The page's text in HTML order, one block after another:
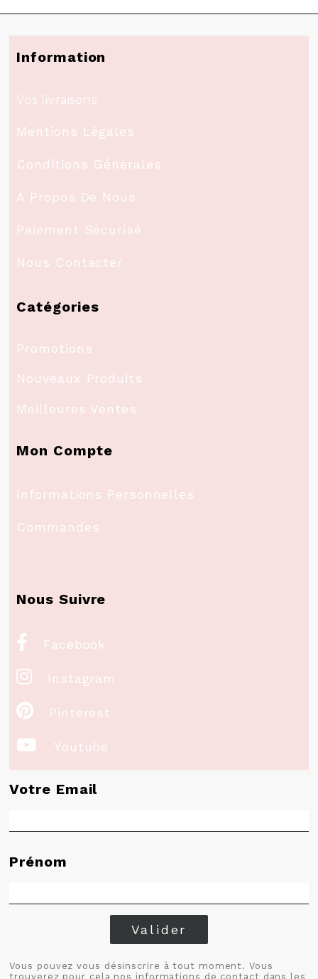
Information
Vos livraisons
Mentions Légales
Conditions Générales
A Propos De Nous
Paiement Sécurisé
Nous Contacter
Catégories
Promotions
Nouveaux Produits
Meilleures Ventes
Mon Compte
Informations Personnelles
Commandes
Nous Suivre
 Facebook
 Instagram
 Pinterest
 Youtube
Votre Email
Prénom
Valider
Vous pouvez vous désinscrire à tout moment. Vous
trouverez pour cela nos informations de contact dans les